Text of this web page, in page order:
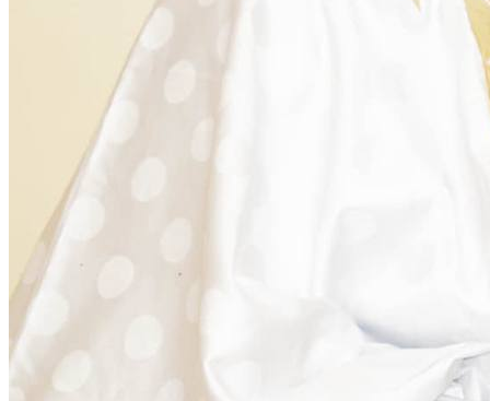
Citoyenneté
28 November 2025
Projet Parcours Citoyen: Rencontrer avec les
élus locaux